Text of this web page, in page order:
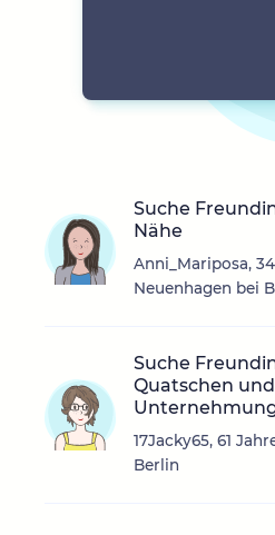
Suche
Nähe
Anni_Mariposa,
Neuenhagen bei
Suche
Quatschen
17Jacky65, 61
Berlin